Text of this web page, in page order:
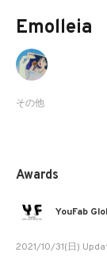
Emolleia
その他
Awards
YouFab
2021/10/31(日)